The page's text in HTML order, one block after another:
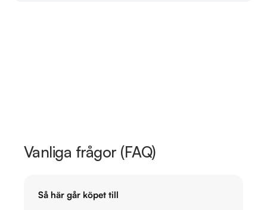
Vanliga frågor (FAQ)
Så här går köpet till